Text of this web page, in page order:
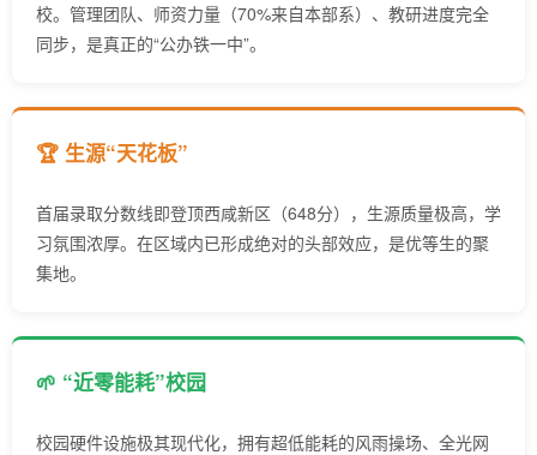
校。管理团队、师资力量（70%来自本部系）、教研进度完全
同步，是真正的“公办铁一中”。
🏆 生源“天花板”
首届录取分数线即登顶西咸新区（648分），生源质量极高，学
习氛围浓厚。在区域内已形成绝对的头部效应，是优等生的聚
集地。
🌱 “近零能耗”校园
校园硬件设施极其现代化，拥有超低能耗的风雨操场、全光网